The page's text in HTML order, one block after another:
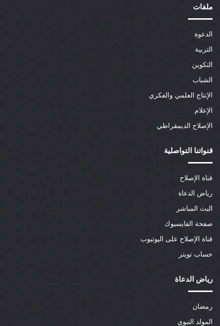
ملفات
الدعوة
التربية
التكوين
الشباب
الإنتاج العلمي والفكري
الإعلام
الإصلاح الديمقراطي
قنواتنا التواصلية
قناة الإصلاح
رياض الدعاة
البث المباشر
صفحة الفايسبوك
قناة الإصلاح على اليوتيوب
حساب تويتر
رياض الدعاة
رمضان
المولد النبوي